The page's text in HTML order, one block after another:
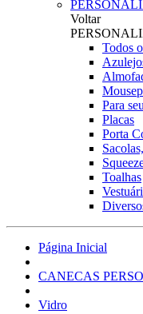
Voltar
Todos
Para
Placas
Porta
Toalhas
Página Inicial
CANECAS
Vidro